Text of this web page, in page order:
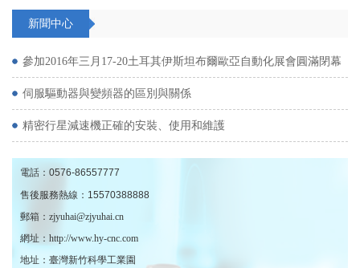
新聞中心
參加2016年三月17-20土耳其伊斯坦布爾歐亞自動化展會圓滿閉幕
伺服驅動器與變頻器的區別與關係
精密行星減速機正確的安裝、使用和維護
電話： 0576-86557777
售後服務熱線： 15570388888
郵箱：zjyuhai@zjyuhai.cn
網址：http://www.hy-cnc.com
地址：臺灣新竹科學工業園